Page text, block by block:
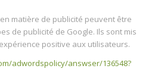
matière de publicité peuvent être
de publicité de Google. Ils sont mis
positive aux utilisateurs.
adwordspolicy/answser/136548?